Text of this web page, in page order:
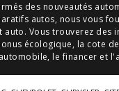
des nouveautés
autos, nous vous
auto. Vous trouverez des
écologique, la cote
, le financer et